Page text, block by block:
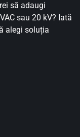
să adaugi
sau 20 kV? Iată
alegi soluția